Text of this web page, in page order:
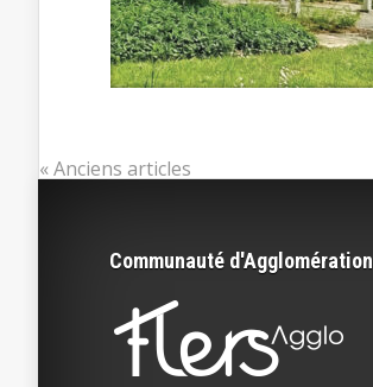
« Anciens articles
Communauté d'Agglomération